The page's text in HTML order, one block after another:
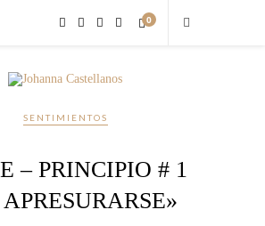
0
SENTIMIENTOS
– PRINCIPIO # 1